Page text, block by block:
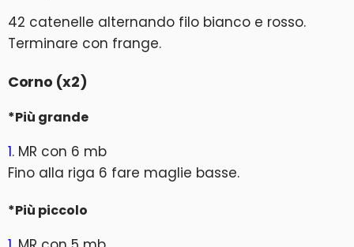
42 catenelle alternando filo bianco e rosso.
Terminare con frange.
Corno (x2)
*Più grande
1. MR con 6 mb
Fino alla riga 6 fare maglie basse.
*Più piccolo